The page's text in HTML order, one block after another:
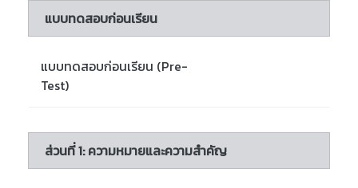
แบบทดสอบก่อนเรียน
แบบทดสอบก่อนเรียน (Pre-
Test)
ส่วนที่ 1: ความหมายและความสำคัญ